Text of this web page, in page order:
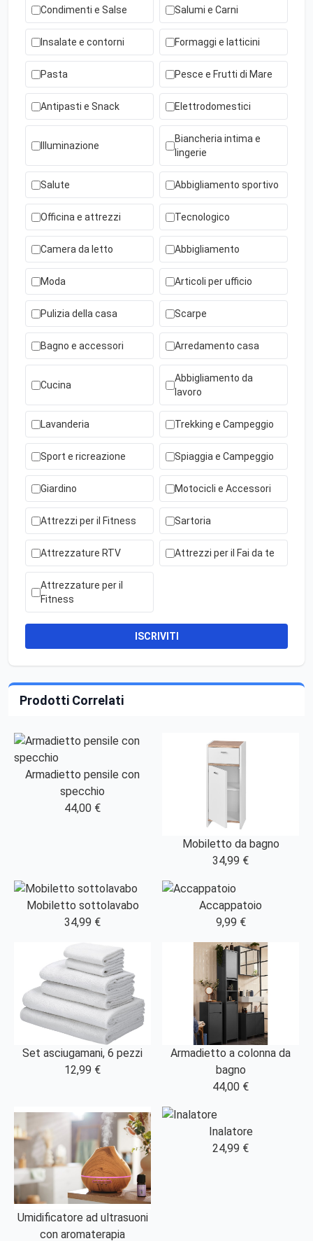
Condimenti e Salse Salumi e Carni
Insalate e contorni Formaggi e latticini
Pasta Pesce e Frutti di Mare
Antipasti e Snack Elettrodomestici
Illuminazione
Biancheria intima e
lingerie
Salute Abbigliamento sportivo
Officina e attrezzi Tecnologico
Camera da letto Abbigliamento
Moda Articoli per ufficio
Pulizia della casa Scarpe
Bagno e accessori Arredamento casa
Cucina
Abbigliamento da
lavoro
Lavanderia Trekking e Campeggio
Sport e ricreazione Spiaggia e Campeggio
Giardino Motocicli e Accessori
Attrezzi per il Fitness Sartoria
Attrezzature RTV Attrezzi per il Fai da te
Attrezzature per il
Fitness
ISCRIVITI
Prodotti Correlati
Armadietto pensile con
specchio
44,00 €
Mobiletto da bagno
34,99 €
Mobiletto sottolavabo
34,99 €
Accappatoio
9,99 €
Set asciugamani, 6 pezzi
12,99 €
Armadietto a colonna da
bagno
44,00 €
Umidificatore ad ultrasuoni
con aromaterapia
Inalatore
24,99 €